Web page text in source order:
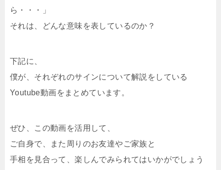
ら・・・」
それは、どんな意味を表しているのか？
下記に、
僕が、それぞれのサインについて解説をしている
Youtube動画をまとめています。
ぜひ、この動画を活用して、
ご自身で、また周りのお友達やご家族と
手相を見合って、楽しんでみられてはいかがでしょう